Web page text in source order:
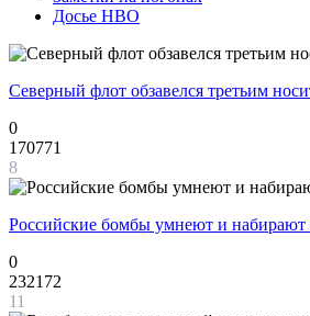
Досье НВО
Северный флот обзавелся третьим
0
170771
8
Российские бомбы умнеют и набирают
0
232172
11